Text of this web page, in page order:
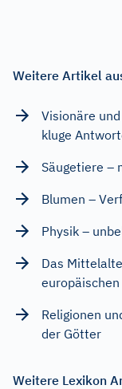
Weitere Artikel
Visionäre
kluge
Säugetiere –
Blumen –
Physik –
Das
Religionen
der Götter
Weitere Lexikon